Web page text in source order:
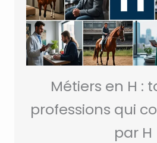
Métiers en H :
professions qui
par H